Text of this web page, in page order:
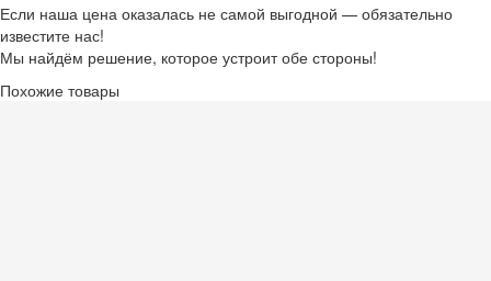
Если наша цена оказалась не самой выгодной — обязательно
известите нас!
Мы найдём решение, которое устроит обе стороны!
Похожие товары